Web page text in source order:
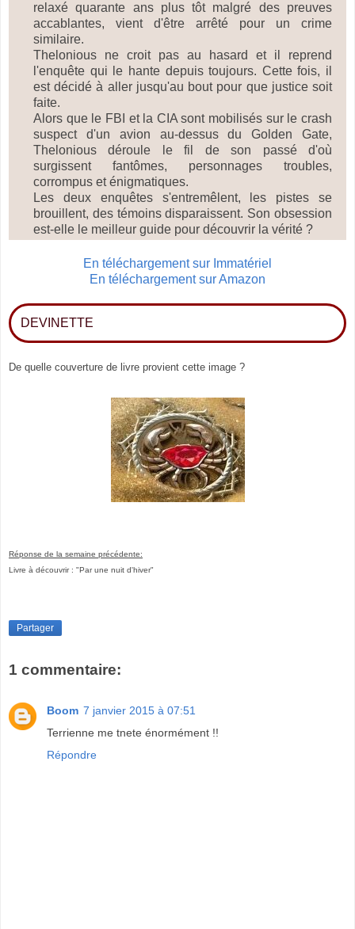
relaxé quarante ans plus tôt malgré des preuves
accablantes, vient d'être arrêté pour un crime
similaire.
Thelonious ne croit pas au hasard et il reprend
l'enquête qui le hante depuis toujours. Cette fois, il
est décidé à aller jusqu'au bout pour que justice soit
faite.
Alors que le FBI et la CIA sont mobilisés sur le crash
suspect d'un avion au-dessus du Golden Gate,
Thelonious déroule le fil de son passé d'où
surgissent fantômes, personnages troubles,
corrompus et énigmatiques.
Les deux enquêtes s'entremêlent, les pistes se
brouillent, des témoins disparaissent. Son obsession
est-elle le meilleur guide pour découvrir la vérité ?
En téléchargement sur Immatériel
En téléchargement sur Amazon
DEVINETTE
De quelle couverture de livre provient cette image ?
Réponse de la semaine précédente:
Livre à découvrir : "Par une nuit d'hiver"
Partager
1 commentaire:
Boom 7 janvier 2015 à 07:51
Terrienne me tnete énormément !!
Répondre